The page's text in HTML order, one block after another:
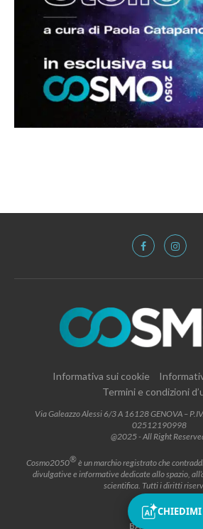
Informativa sui cookie
Termini e condizioni
Via Galeazzo Alessi 6/3 A 16128 GENOVA –
02512190998
@2025 - All Right
Cosmo2050®è un marchio registrato che
divulgative e informative dedicate allo spazio,
scientifica. Tutti i diritti
BACK TO TOP
CHIEDIMI